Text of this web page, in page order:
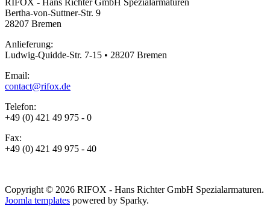
RIFOX - Hans Richter GmbH Spezialarmaturen
Bertha-von-Suttner-Str. 9
28207 Bremen
Anlieferung:
Ludwig-Quidde-Str. 7-15 • 28207 Bremen
Email:
contact@rifox.de
Telefon:
+49 (0) 421 49 975 - 0
Fax:
+49 (0) 421 49 975 - 40
Copyright © 2026 RIFOX - Hans Richter GmbH Spezialarmaturen.
Joomla templates powered by Sparky.